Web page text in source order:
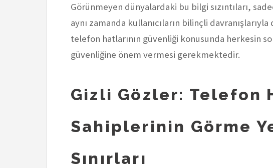
Görünmeyen dünyalardaki bu bilgi sızıntıları,
aynı zamanda kullanıcıların bilinçli
telefon hatlarının güvenliği konusunda herkesin
güvenliğine önem vermesi gerekmektedir.
Gizli Gözler: Telefon
Sahiplerinin Görme
Sınırları